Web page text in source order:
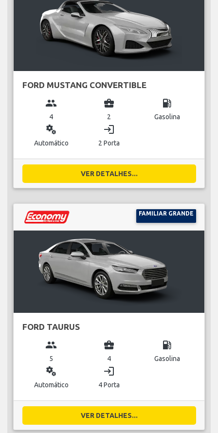
FORD MUSTANG CONVERTIBLE
group
4
business_center
2
local_gas_station
Gasolina
miscellaneous_services
Automático
login
2 Porta
VER DETALHES...
FAMILIAR GRANDE
FORD TAURUS
group
5
business_center
4
local_gas_station
Gasolina
miscellaneous_services
Automático
login
4 Porta
VER DETALHES...